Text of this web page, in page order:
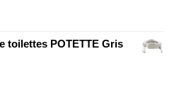
toilettes POTETTE Gris